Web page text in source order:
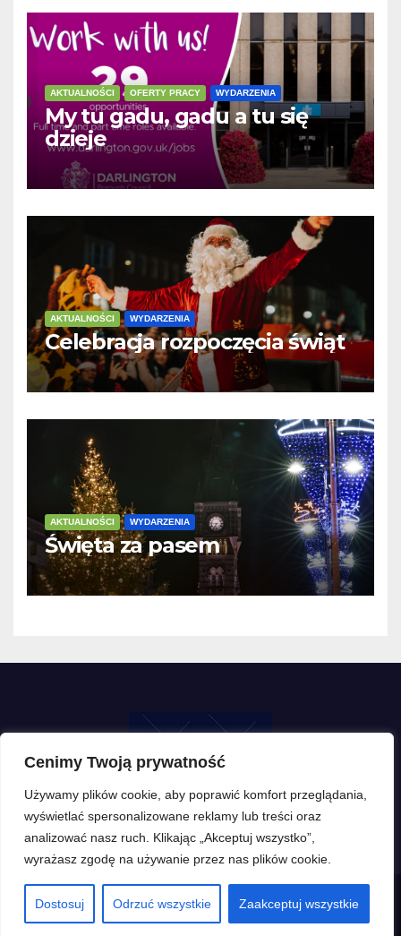
Cenimy Twoją prywatność
Używamy plików cookie, aby poprawić komfort przeglądania,
wyświetlać spersonalizowane reklamy lub treści oraz
analizować nasz ruch. Klikając „Akceptuj wszystko”,
wyrażasz zgodę na używanie przez nas plików cookie.
Dostosuj Odrzuć wszystkie Zaakceptuj wszystkie
AKTUALNOŚCI OFERTY PRACY WYDARZENIA
My tu gadu, gadu a tu się
dzieje
AKTUALNOŚCI WYDARZENIA
Celebracja rozpoczęcia świąt
AKTUALNOŚCI WYDARZENIA
Święta za pasem
Proudly powered by WordPress|Theme: Newsup by Themeansar